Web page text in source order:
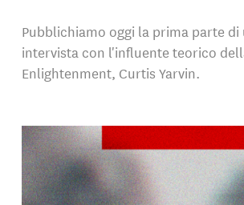
Pubblichiamo oggi la prima parte di
intervista con l'influente teorico
Enlightenment, Curtis Yarvin.